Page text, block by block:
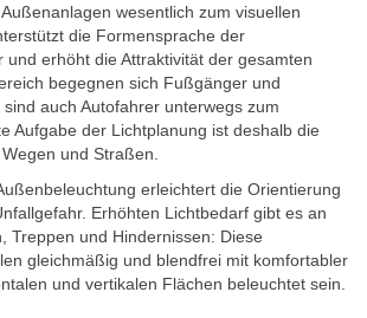
wesentlich zum visuellen
die Formensprache der
und erhöht die Attraktivität der gesamten
begegnen sich Fußgänger und
auch Autofahrer unterwegs zum
Aufgabe der Lichtplanung ist deshalb die
und Straßen.
erleichtert die Orientierung
Erhöhten Lichtbedarf gibt es an
Treppen und Hindernissen: Diese
gleichmäßig und blendfrei mit komfortabler
und vertikalen Flächen beleuchtet sein.